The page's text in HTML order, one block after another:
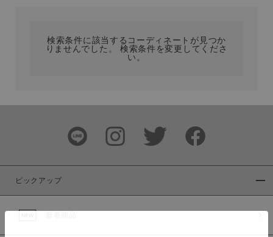
検索条件に該当するコーディネートが見つか
りませんでした。 検索条件を変更してくださ
い。
ピックアップ